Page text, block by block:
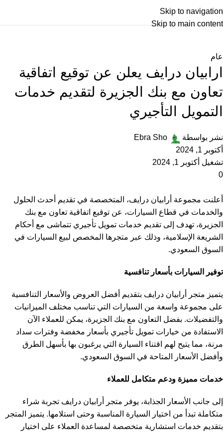
Skip to navigation
Skip to main content
عام
ارابيان درايف يعلن عن توقيع اتفاقية
تعاون مع بنك الجزيرة لتقديم خدمات
التمويل التأجيري
نشر بواسطة
Ebra Sho
أكتوبر 1, 2024
تشغيل أكتوبر 1, 2024
0
أعلنت مجموعة أرابيان درايف، المتخصصة في تقديم أحدث الحلول
والخدمات في قطاع السيارات، عن توقيع اتفاقية تعاون مع بنك
الجزيرة، تهدف إلى تقديم خدمات تمويل تأجيري تتماشى مع أحكام
الشريعة الإسلامية، وذلك عبر متجرها المخصص لبيع السيارات في
السوق السعودي.
توفير السيارات بأسعار تنافسية
يتميز متجر أرابيان درايف بتقديم أفضل العروض والأسعار التنافسية
على مجموعة واسعة من السيارات التي تناسب مختلف الميزانيات
والتفضيلات. بفضل التعاون مع بنك الجزيرة، يمكن للعملاء الآن
الاستفادة من خيارات تمويل تأجيري بأسعار مخفضة وفترات سداد
مرنة، مما يتيح لهم اقتناء السيارة التي يرغبون بها بأسهل الطرق
وأفضل الأسعار المتاحة في السوق السعودي.
خدمات مميزة ودعم متكامل للعملاء
إلى جانب الأسعار الجذابة، يوفر متجر أرابيان درايف تجربة شراء
متكاملة تبدأ من اختيار السيارة المناسبة وحتى استلامها. يتميز المتجر
بتقديم خدمات استشارية متخصصة لمساعدة العملاء على اختيار